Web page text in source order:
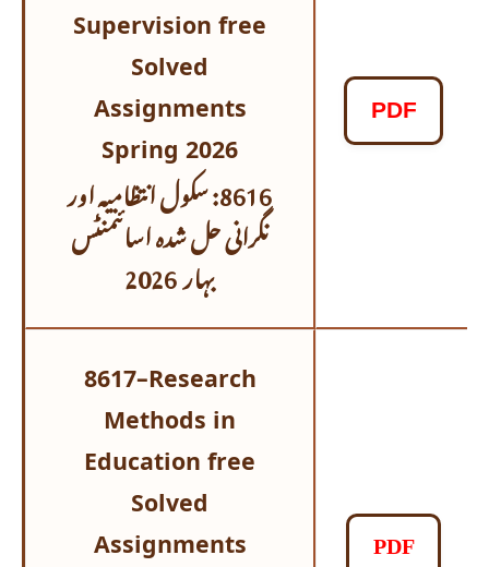
Supervision free
Solved
Assignments
Spring 2026
8616: سکول انتظامیہ اور
نگرانی حل شدہ اسائنمنٹس
بہار 2026
PDF
8617–Research
Methods in
Education free
Solved
Assignments
PDF